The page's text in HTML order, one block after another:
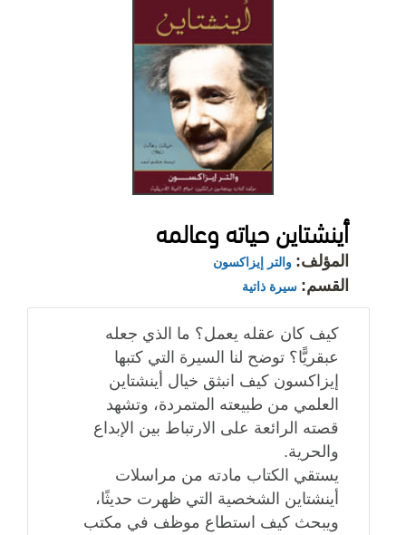
أينشتاين حياته وعالمه
المؤلف: والتر إيزاكسون
القسم: سيرة ذاتية
كيف كان عقله يعمل؟ ما الذي جعله
عبقريًّا؟ توضح لنا السيرة التي كتبها
إيزاكسون كيف انبثق خيال أينشتاين
العلمي من طبيعته المتمردة، وتشهد
قصته الرائعة على الارتباط بين الإبداع
والحرية.
يستقي الكتاب مادته من مراسلات
أينشتاين الشخصية التي ظهرت حديثًا،
ويبحث كيف استطاع موظف في مكتب